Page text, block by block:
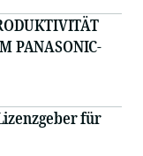
PANASONIC-
für